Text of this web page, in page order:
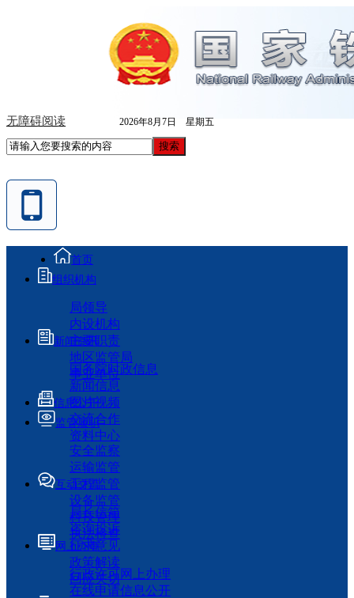
无障碍阅读 2026年8月7日 星期五
首页
组织机构
局领导
内设机构
主要职责
地区监管局
事业单位
新闻资讯
国务院时政信息
新闻信息
图片视频
交流合作
资料中心
信息公开
监管履职
安全监察
运输监管
工程监管
设备监管
科技管理
执法检查
互动交流
局长信箱
咨询投诉
征求意见
政策解读
回应关切
网上办事
行政许可网上办理
在线申请信息公开